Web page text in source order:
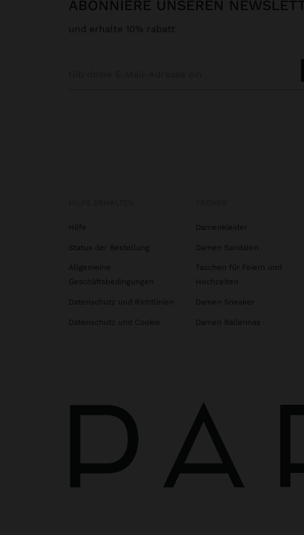
ABONNIERE UNSEREN
und erhalte 10% rabatt
Hilfe
Status der Bestellung
Allgemeine
Geschäftsbedingungen
Datenschutz und Richtlinien
Datenschutz und Cookie
Damenkleider
Damen Sandalen
Taschen für Feiern und
Hochzeiten
Damen Sneaker
Damen Ballerinas